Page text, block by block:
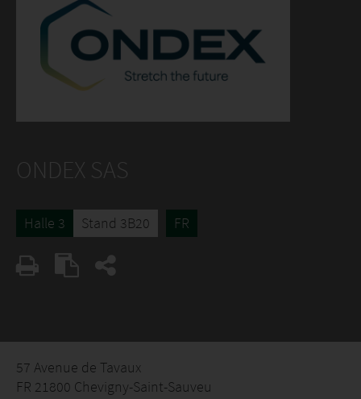
ONDEX SAS
Halle 3 Stand 3B20 FR
57 Avenue de Tavaux
FR 21800 Chevigny-Saint-Sauveu